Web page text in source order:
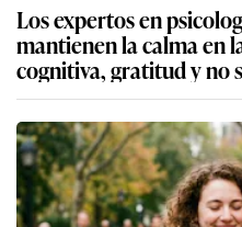
Los expertos en
mantienen la calma en
cognitiva, gratitud y no